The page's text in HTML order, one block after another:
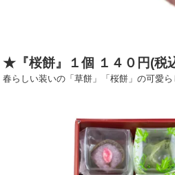
★『桜餅』１個 １４０円(税
春らしい装いの「草餅」「桜餅」の可愛ら